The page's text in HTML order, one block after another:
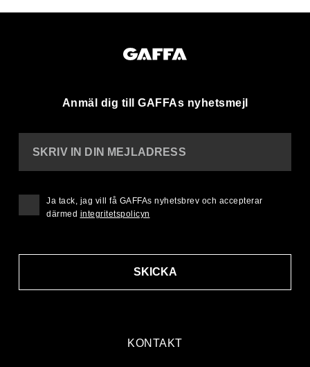
Anmäl dig till GAFFAs nyhetsmejl
KONTAKT
SKRIV IN DIN MEJLADRESS
SKICKA
Ja tack, jag vill få GAFFAs nyhetsbrev och accepterar
därmed integritetspolicyn